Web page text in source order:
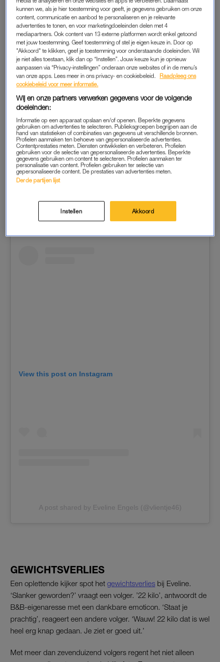
kamers, zes camperplaatsen, één appartement, een bar,
sportruimte én niet te vergeten een heerlijk zwembad. De vier
kamers dragen namen als ‘DoubleMe’ en ‘DoubleYou’,
allemaal met een subtiel seksueel getint logo erbij. “Dat
gebeurt normaal gesproken in de slaapkamer als het goed is.
Het is ook een soort van huisregel: heb seks in de
slaapkamer”, zei Eveline daar eerder over. Alles natuurlijk met
een dikke knipoog.
‘FANS’
Bij een foto vanEvelinemet haar spontane bezoek schrijft ze:
‘Deze lieverds kwamen gewoon spontaan langs om de villa,
Hetty, Beer en mij te ontmoeten. Dit is echt een fantastische
kant van mijn deelname aanB&B Vol Liefde.’
View this post on Instagram
A post shared by Eveline Engels (@vlientje46)
GEWICHTSVERLIES
Een oplettende kijker spot het gewichtsverlies bij Eveline.
‘Slanker geworden?’ vraagt een volger. ’22 kilo’, antwoordt de
B&B-eigenaresse met een dankbare emoticon. ‘Staat je
prachtig’, reageert een andere volger. ‘Wauw! 22 kilo dat is wel
heel erg knap gedaan. Je ziet er goed uit.’
Met meer dan zevenduizend volgers regent het niet alleen
kunnen we, als je hier toestemming voor geeft, je gegevens gebruiken om onze
content, communicatie en aanbod te personaliseren en je relevante
advertenties te tonen, en voor marketingdoeleinden delen met 4
mediapartners. Ook content van 13 externe platformen wordt enkel getoond
met jouw toestemming. Geef toestemming of stel je eigen keuze in. Door op
"Akkoord" te klikken, geef je toestemming voor onderstaande doeleinden. Wil
je niet alles toestaan, klik dan op “Instellen”. Jouw keuze kun je opnieuw
aanpassen via “Privacy-instellingen” onderaan onze websites of in de menu’s
van onze apps. Lees meer in ons privacy- en cookiebeleid.
Raadpleeg ons
cookiebeleid voor meer informatie.
Wij en onze partners verwerken gegevens voor de volgende
doeleinden:
Informatie op een apparaat opslaan en/of openen. Beperkte gegevens
gebruiken om advertenties te selecteren. Publieksgroepen begrijpen aan de
hand van statistieken of combinaties van gegevens uit verschillende bronnen.
Profielen aanmaken ten behoeve van gepersonaliseerde advertenties.
Contentprestaties meten. Diensten ontwikkelen en verbeteren. Profielen
gebruiken voor de selectie van gepersonaliseerde advertenties. Beperkte
gegevens gebruiken om content te selecteren. Profielen aanmaken ter
personalisatie van content. Profielen gebruiken ter selectie van
gepersonaliseerde content. De prestaties van advertenties meten.
Derde partijen lijst
Instellen Akkoord